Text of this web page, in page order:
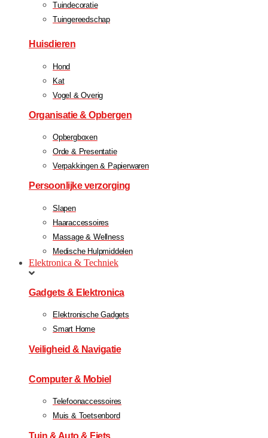
Tuindecoratie
Tuingereedschap
Huisdieren
Hond
Kat
Vogel & Overig
Organisatie & Opbergen
Opbergboxen
Orde & Presentatie
Verpakkingen & Papierwaren
Persoonlijke verzorging
Slapen
Haaraccessoires
Massage & Wellness
Medische Hulpmiddelen
Elektronica & Techniek
Gadgets & Elektronica
Elektronische Gadgets
Smart Home
Veiligheid & Navigatie
Computer & Mobiel
Telefoonaccessoires
Muis & Toetsenbord
Tuin & Auto & Fiets